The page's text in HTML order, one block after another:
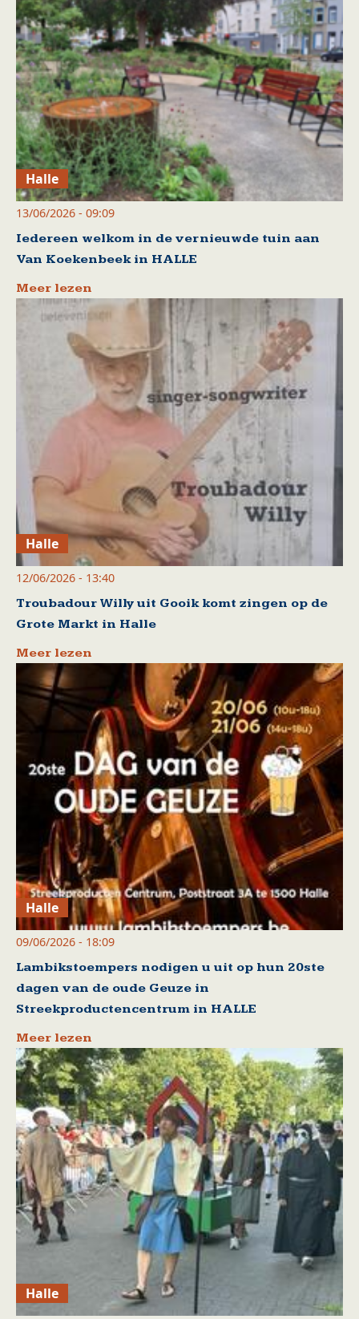
Halle
13/06/2026 - 09:09
Iedereen welkom in de vernieuwde tuin aan
Van Koekenbeek in HALLE
Meer lezen
Halle
12/06/2026 - 13:40
Troubadour Willy uit Gooik komt zingen op de
Grote Markt in Halle
Meer lezen
Halle
09/06/2026 - 18:09
Lambikstoempers nodigen u uit op hun 20ste
dagen van de oude Geuze in
Streekproductencentrum in HALLE
Meer lezen
Halle